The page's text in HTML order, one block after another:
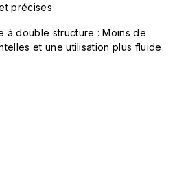
précises
à double structure : Moins de
et une utilisation plus fluide.